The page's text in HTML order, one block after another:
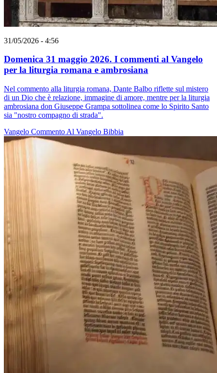
31/05/2026 - 4:56
Domenica 31 maggio 2026. I commenti al Vangelo
per la liturgia romana e ambrosiana
Nel commento alla liturgia romana, Dante Balbo riflette sul mistero
di un Dio che è relazione, immagine di amore, mentre per la liturgia
ambrosiana don Giuseppe Grampa sottolinea come lo Spirito Santo
sia "nostro compagno di strada".
Vangelo Commento Al Vangelo Bibbia